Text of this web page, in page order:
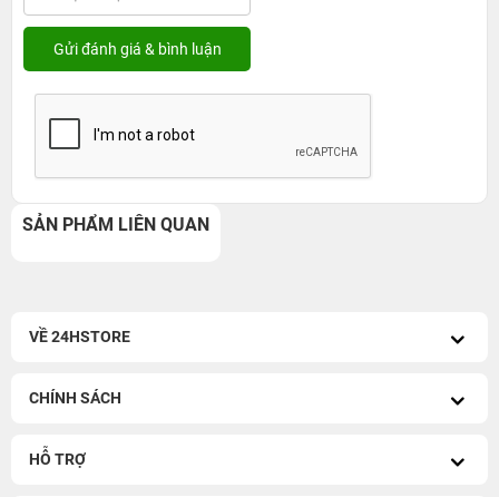
SẢN PHẨM LIÊN QUAN
VỀ 24HSTORE
CHÍNH SÁCH
HỖ TRỢ